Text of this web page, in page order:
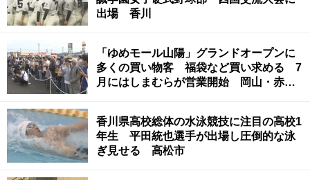
出場 香川
「ゆめモール山陽」グランドオープンに
多くの買い物客 福袋など買い求める 7
月にはしまむらが営業開始 岡山・赤磐
香川県高校総体の水泳競技に注目の高校1
年生 平田統也選手が出場し圧倒的な泳
ぎ見せる 高松市